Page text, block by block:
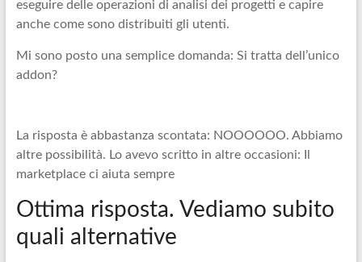
eseguire delle operazioni di analisi dei progetti e capire
anche come sono distribuiti gli utenti.
Mi sono posto una semplice domanda: Si tratta dell’unico
addon?
La risposta è abbastanza scontata: NOOOOOO. Abbiamo
altre possibilità. Lo avevo scritto in altre occasioni: Il
marketplace ci aiuta sempre
Ottima risposta. Vediamo subito
quali alternative